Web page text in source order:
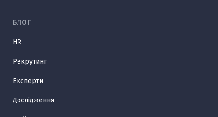
БЛОГ
HR
Рекрутинг
Експерти
Дослідження